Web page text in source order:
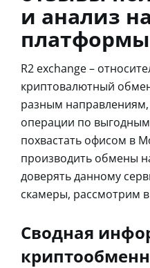
и анализ
R2 exchange –
криптовалютный
разным
операции по
похвастать офисом в
производить обмены
доверять данному
скамеры, рассмотрим
Сводная